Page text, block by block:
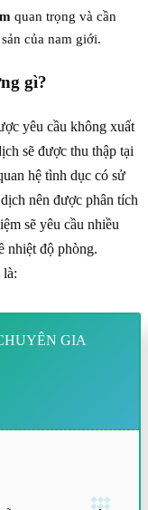
quan trọng và cần
của nam giới.
gì?
yêu cầu không xuất
sẽ được thu thập tại
hệ tình dục có sử
nên được phân tích
sẽ yêu cầu nhiều
nhiệt độ phòng.
là:
GIA